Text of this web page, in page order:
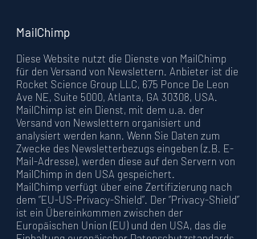
MailChimp
Diese Website nutzt die Dienste von MailChimp
für den Versand von Newslettern. Anbieter ist die
Rocket Science Group LLC, 675 Ponce De Leon
Ave NE, Suite 5000, Atlanta, GA 30308, USA.
MailChimp ist ein Dienst, mit dem u.a. der
Versand von Newslettern organisiert und
analysiert werden kann. Wenn Sie Daten zum
Zwecke des Newsletterbezugs eingeben (z.B. E-
Mail-Adresse), werden diese auf den Servern von
MailChimp in den USA gespeichert.
MailChimp verfügt über eine Zertifizierung nach
dem “EU-US-Privacy-Shield”. Der “Privacy-Shield”
ist ein Übereinkommen zwischen der
Europäischen Union (EU) und den USA, das die